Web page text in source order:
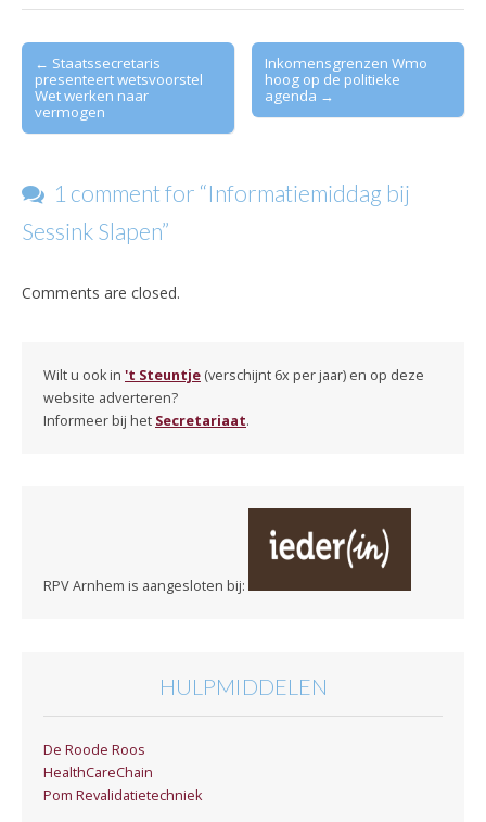
Post
navigation
← Staatssecretaris
presenteert wetsvoorstel
Wet werken naar
vermogen
Inkomensgrenzen Wmo
hoog op de politieke
agenda →
1 comment for “Informatiemiddag bij
Sessink Slapen”
Comments are closed.
Wilt u ook in 't Steuntje (verschijnt 6x per jaar) en op deze
website adverteren?
Informeer bij het Secretariaat.
RPV Arnhem is aangesloten bij:
HULPMIDDELEN
De Roode Roos
HealthCareChain
Pom Revalidatietechniek